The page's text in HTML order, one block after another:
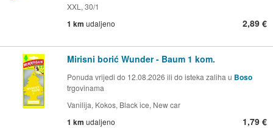
XXL, 30/1
1 km udaljeno 2,89 €
Mirisni borić Wunder - Baum 1 kom.
Ponuda vrijedi do 12.08.2026 ili do isteka zaliha u Boso
trgovinama
Vanilija, Kokos, Black ice, New car
1 km udaljeno 1,79 €